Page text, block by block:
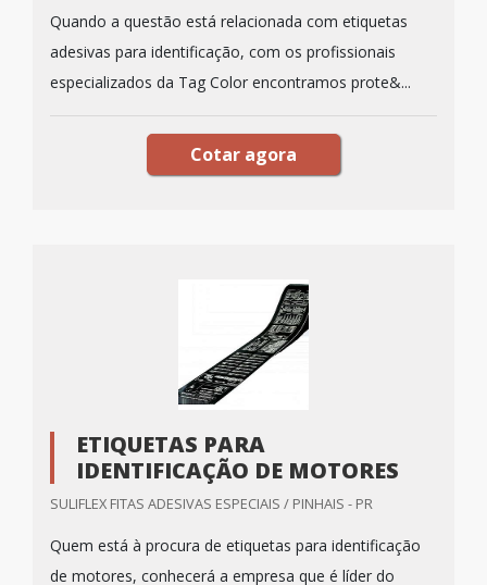
Quando a questão está relacionada com etiquetas
adesivas para identificação, com os profissionais
especializados da Tag Color encontramos prote&...
Cotar agora
ETIQUETAS PARA
IDENTIFICAÇÃO DE MOTORES
SULIFLEX FITAS ADESIVAS ESPECIAIS / PINHAIS - PR
Quem está à procura de etiquetas para identificação
de motores, conhecerá a empresa que é líder do